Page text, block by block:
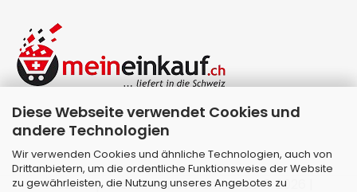
Diese Webseite verwendet Cookies und
andere Technologien
Wir verwenden Cookies und ähnliche Technologien, auch von
Drittanbietern, um die ordentliche Funktionsweise der Website
zu gewährleisten, die Nutzung unseres Angebotes zu
Webshop erstellenmit Gambio.de © 2026 |